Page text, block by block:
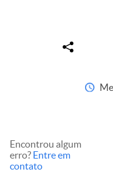
Encontrou algum
erro? Entre em
contato